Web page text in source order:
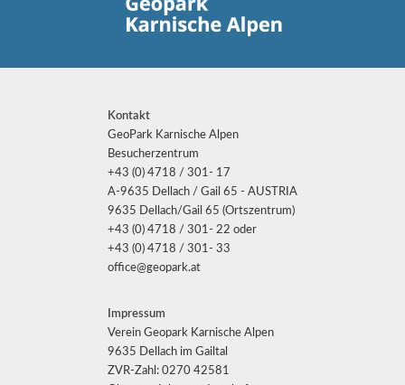
Kontakt
GeoPark Karnische Alpen
Besucherzentrum
+43 (0) 4718 / 301- 17
A-9635 Dellach / Gail 65 - AUSTRIA
9635 Dellach/Gail 65 (Ortszentrum)
+43 (0) 4718 / 301- 22 oder
+43 (0) 4718 / 301- 33
office@geopark.at
Impressum
Verein Geopark Karnische Alpen
9635 Dellach im Gailtal
ZVR-Zahl: 0270 42581